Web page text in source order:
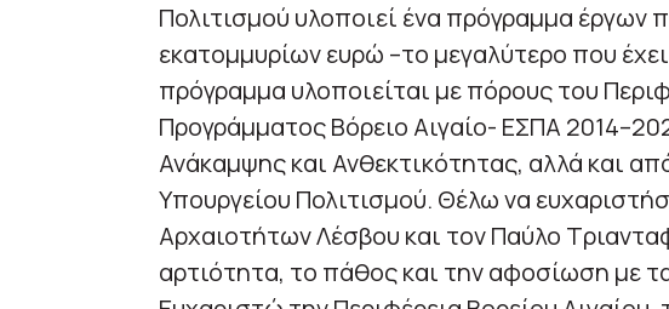
Πολιτισμού υλοποιεί ένα πρόγραμμα έργων
εκατομμυρίων ευρώ –το μεγαλύτερο που
πρόγραμμα υλοποιείται με πόρους του
Προγράμματος Βόρειο Αιγαίο- ΕΣΠΑ
Ανάκαμψης και Ανθεκτικότητας, αλλά και
Υπουργείου Πολιτισμού. Θέλω να
Αρχαιοτήτων Λέσβου και τον Παύλο
αρτιότητα, το πάθος και την αφοσίωση με